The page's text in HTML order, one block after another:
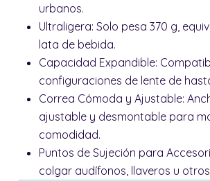
urbanos.
Ultraligera: Solo pesa 370 g,
lata de bebida.
Capacidad Expandible:
configuraciones de lente de
Correa Cómoda y Ajustable:
ajustable y desmontable para
comodidad.
Puntos de Sujeción para
colgar audífonos, llaveros u